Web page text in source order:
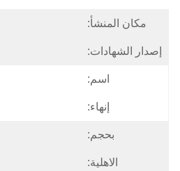
مكان المنشأ:
إصدار الشهادات:
اسم:
إنهاء:
بحجم:
الاهلية: